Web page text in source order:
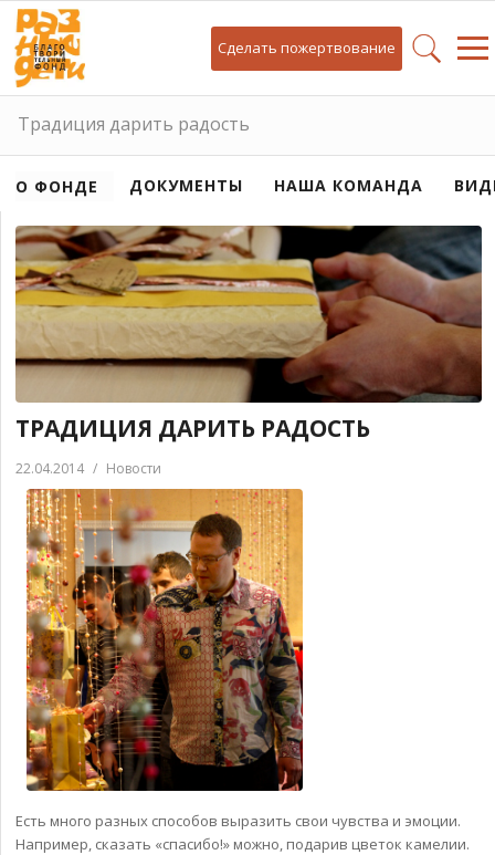
Сделать пожертвование
Традиция дарить радость
О ФОНДЕ ДОКУМЕНТЫ НАША КОМАНДА
ТРАДИЦИЯ ДАРИТЬ РАДОСТЬ
22.04.2014 / Новости
Есть много разных способов выразить свои чувства и эмоции.
Например, сказать «спасибо!» можно, подарив цветок камелии.